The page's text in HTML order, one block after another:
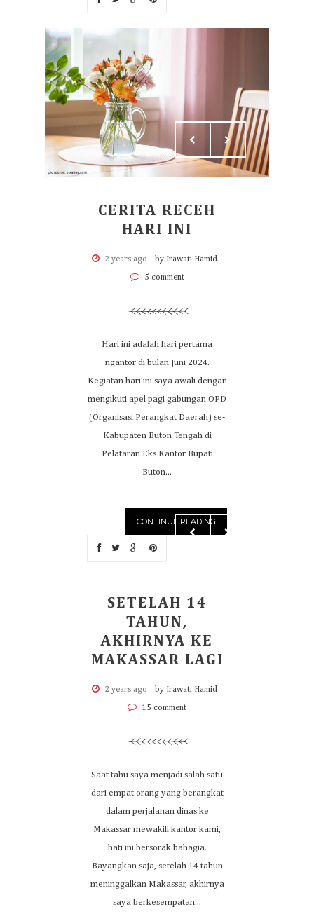
CERITA RECEH
HARI INI
2 years ago by Irawati Hamid
5 comment
Hari ini adalah hari pertama
ngantor di bulan Juni 2024.
Kegiatan hari ini saya awali dengan
mengikuti apel pagi gabungan OPD
(Organisasi Perangkat Daerah) se-
Kabupaten Buton Tengah di
Pelataran Eks Kantor Bupati
Buton...
CONTINUE READING
SETELAH 14
TAHUN,
AKHIRNYA KE
MAKASSAR LAGI
2 years ago by Irawati Hamid
15 comment
Saat tahu saya menjadi salah satu
dari empat orang yang berangkat
dalam perjalanan dinas ke
Makassar mewakili kantor kami,
hati ini bersorak bahagia.
Bayangkan saja, setelah 14 tahun
meninggalkan Makassar, akhirnya
saya berkesempatan...